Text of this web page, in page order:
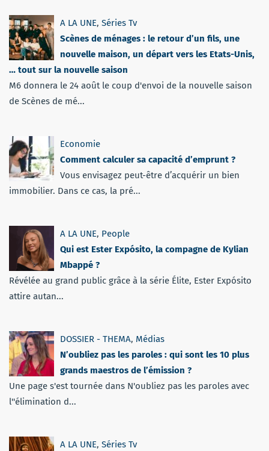
A LA UNE, Séries Tv
Scènes de ménages : le retour d’un fils, une
nouvelle maison, un départ vers les Etats-Unis,
… tout sur la nouvelle saison
M6 donnera le 24 août le coup d'envoi de la nouvelle saison
de Scènes de mé...
Economie
Comment calculer sa capacité d’emprunt ?
Vous envisagez peut-être d’acquérir un bien
immobilier. Dans ce cas, la pré...
A LA UNE, People
Qui est Ester Expósito, la compagne de Kylian
Mbappé ?
Révélée au grand public grâce à la série Élite, Ester Expósito
attire autan...
DOSSIER - THEMA, Médias
N’oubliez pas les paroles : qui sont les 10 plus
grands maestros de l’émission ?
Une page s'est tournée dans N'oubliez pas les paroles avec
l''élimination d...
A LA UNE, Séries Tv